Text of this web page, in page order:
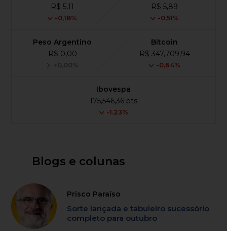
R$ 5,11
-0,18%
R$ 5,89
-0,51%
Peso Argentino
R$ 0,00
+0,00%
Bitcoin
R$ 347,709,94
-0,64%
Ibovespa
175,546,36 pts
-1.23%
Blogs e colunas
Prisco Paraíso
Sorte lançada e tabuleiro sucessório
completo para outubro